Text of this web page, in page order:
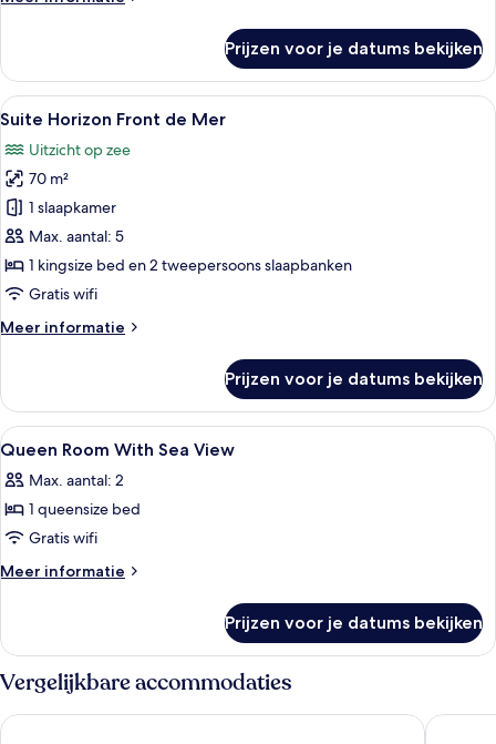
terrasse
Prijzen voor je datums bekijken
Alle
foto's
voor
Suite
Horizon
Front
de
Mer
Suite Horizon Front de Mer | Luxe
5
Suite Horizon Front de Mer
Uitzicht op zee
70 m²
1 slaapkamer
Max. aantal: 5
1 kingsize bed en 2 tweepersoons slaapbanken
Gratis wifi
Meer informatie
Meer
Horizon
Front
de
Prijzen voor je datums bekijken
Alle
foto's
voor
Queen
Room
With
laden
Luxe beddengoed, een minibar, een
5
Queen Room With Sea View
Max. aantal: 2
1 queensize bed
Gratis wifi
Meer informatie
Meer
Room
Sea
Prijzen voor je datums bekijken
Vergelijkbare accommodaties
Mercure Cabourg Hôtel & Spa Kyriad